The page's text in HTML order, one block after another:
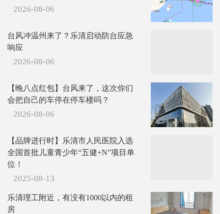
2026-08-06
台风冲温州来了？乐清启动防台应急
响应
2026-08-06
【晚八点红包】台风来了，这次你们
会把自己的车停在停车楼吗？
2026-08-06
【品牌进行时】乐清市人民医院入选
全国首批儿童青少年“五健+N”项目单
位！
2025-08-13
乐清理工附近，有没有1000以内的租
房